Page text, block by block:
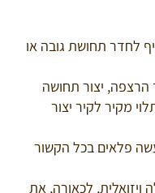
לחדר תחושת גובה או
הרצפה, יצור תחושה
מקיר לקיר יצור
פלאים בכל הקשור
לכאורה, את